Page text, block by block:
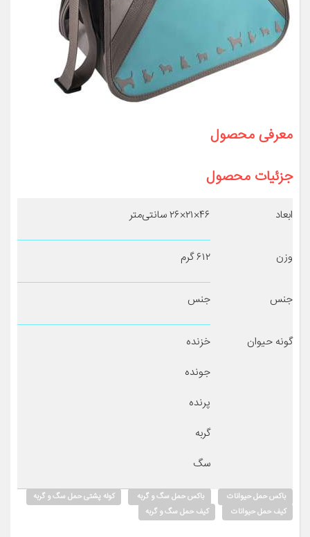
معرفی محصول
جزئیات محصول
ابعاد ۴۶×۲۱×۲۶ سانتی‌متر
وزن ۶۱۲ گرم
جنس جنس
گونه حیوان
خزنده
جونده
پرنده
گربه
سگ
باکس حمل حیوانات باکس حمل سگ و گربه
کوله پشتی حمل سگ و گربه
کیف حمل حیوانات
کیف حمل سگ و گربه